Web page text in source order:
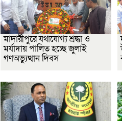
মাদারীপুরে যথাযোগ্য শ্রদ্ধা ও
মর্যাদায় পালিত হচ্ছে জুলাই
গণঅভ্যুত্থান দিবস